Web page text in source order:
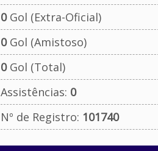
0Gol (Extra-Oficial)
0Gol (Amistoso)
0Gol (Total)
Assistências: 0
Nº de Registro: 101740